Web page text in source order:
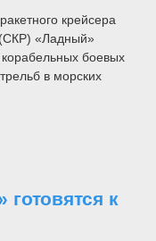
крейсера
«Ладный»
боевых
в морских
к